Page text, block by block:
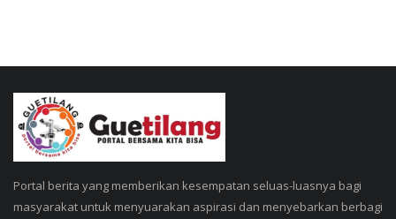
Portal berita yang memberikan kesempatan seluas-luasnya bagi
masyarakat untuk menyuarakan aspirasi dan menyebarkan berbagi